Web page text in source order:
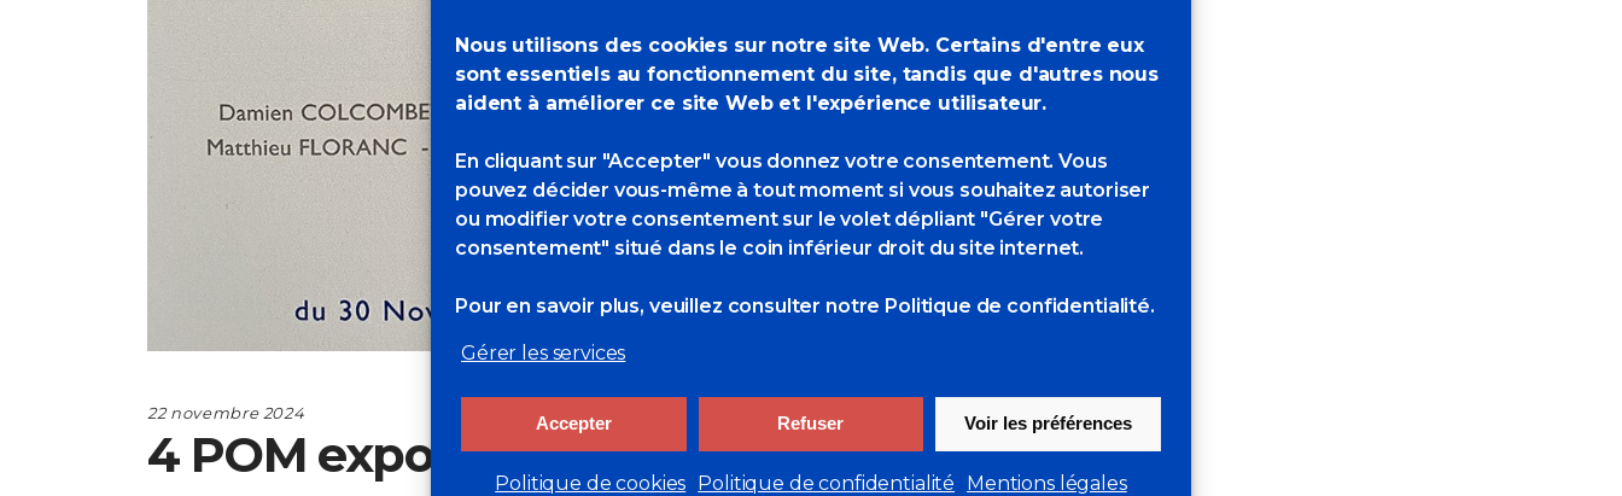
Nous utilisons des cookies sur notre site Web. Certains d'entre eux
sont essentiels au fonctionnement du site, tandis que d'autres nous
aident à améliorer ce site Web et l'expérience utilisateur.
En cliquant sur "Accepter" vous donnez votre consentement. Vous
pouvez décider vous-même à tout moment si vous souhaitez autoriser
ou modifier votre consentement sur le volet dépliant "Gérer votre
consentement" situé dans le coin inférieur droit du site internet.
Pour en savoir plus, veuillez consulter notre Politique de confidentialité.
Gérer les services
Accepter Refuser Voir les préférences
Politique de cookies Politique de confidentialité Mentions légales
22 novembre 2024
4 POM expose à Crécy la Chapelle.